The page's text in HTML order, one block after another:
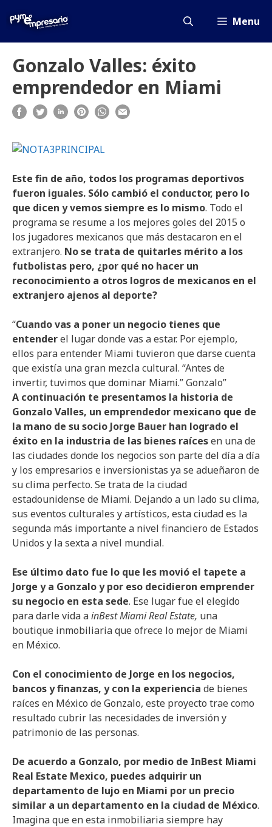
Menu
Gonzalo Valles: éxito
emprendedor en Miami
Este fin de año, todos los programas deportivos
fueron iguales. Sólo cambió el conductor, pero lo
que dicen y vemos siempre es lo mismo. Todo el
programa se resume a los mejores goles del 2015 o
los jugadores mexicanos que más destacaron en el
extranjero. No se trata de quitarles mérito a los
futbolistas pero, ¿por qué no hacer un
reconocimiento a otros logros de mexicanos en el
extranjero ajenos al deporte?
“Cuando vas a poner un negocio tienes que
entenderel lugar donde vas a estar. Por ejemplo,
ellos para entender Miami tuvieron que darse cuenta
que existía una gran mezcla cultural. “Antes de
invertir, tuvimos que dominar Miami.” Gonzalo”
A continuación te presentamos la historia de
Gonzalo Valles, un emprendedor mexicano que de
la mano de su socio Jorge Bauer han logrado el
éxito en la industria de las bienes raícesen una de
las ciudades donde los negocios son parte del día a día
y los empresarios e inversionistas ya se adueñaron de
su clima perfecto. Se trata de la ciudad
estadounidense de Miami. Dejando a un lado su clima,
sus eventos culturales y artísticos, esta ciudad es la
segunda más importante a nivel financiero de Estados
Unidos y la sexta a nivel mundial.
Ese último dato fue lo que les movió el tapete a
Jorge y a Gonzalo y por eso decidieron emprender
su negocio en esta sede. Ese lugar fue el elegido
para darle vida ainBest Miami Real Estate, una
boutique inmobiliaria que ofrece lo mejor de Miami
en México.
Con el conocimiento de Jorge en los negocios,
bancos y finanzas, y con la experiencia de bienes
raíces en México de Gonzalo, este proyecto trae como
resultado cubrir las necesidades de inversión y
patrimonio de las personas.
De acuerdo a Gonzalo, por medio de InBest Miami
Real Estate Mexico, puedes adquirir un
departamento de lujo en Miami por un precio
similar a un departamento en la ciudad de México.
Imagina que en esta inmobiliaria siempre hay